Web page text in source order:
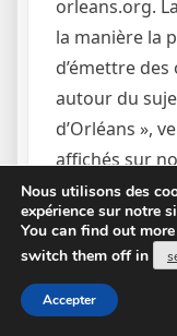
orleans.org.
la manière la
d’émettre
autour du
d’Orléans »,
affichés sur
orleans.org
comporte
net dont le
Sainte-Marie
notre site
Nous utilisons des
expérience sur notre
You can find out
switch them off in
Accepter